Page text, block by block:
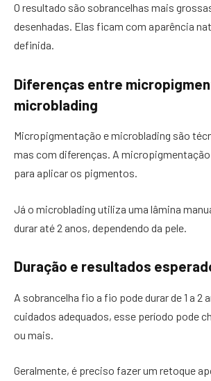
O resultado são sobrancelhas mais
desenhadas. Elas ficam com aparência
definida.
Diferenças entre
microblading
Micropigmentação e microblading são
mas com diferenças. A micropigmentação
para aplicar os pigmentos.
Já o microblading utiliza uma lâmina
durar até 2 anos, dependendo da pele.
Duração e resultados
A sobrancelha fio a fio pode durar de 1 a 2
cuidados adequados, esse período pode
ou mais.
Geralmente, é preciso fazer um retoque